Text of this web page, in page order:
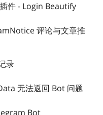
件 - Login Beautify
评论与文章推
录
无法返回 Bot 问题
Bot